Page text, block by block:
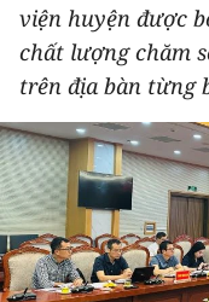
THẾ GIỚI
THỂ THAO
GIÁO DỤC
Y TẾ
KHOA HỌC - CÔNG
viện huyện được
chất lượng chăm
trên địa bàn từng